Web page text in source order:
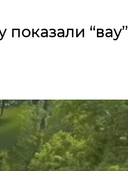
“вау”